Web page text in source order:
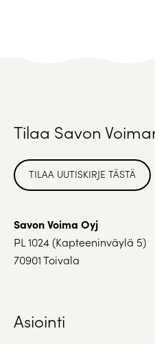
Tilaa Savon
TILAA UUTISKIRJE TÄSTÄ
Savon Voima Oyj
PL 1024 (Kapteeninväylä 5)
70901 Toivala
Asiointi